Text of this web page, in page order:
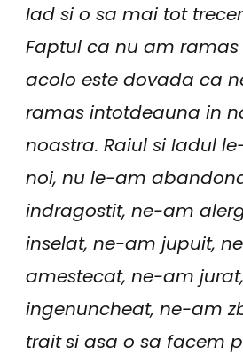
Iad si o sa mai tot
Faptul ca nu am
acolo este dovada ca
ramas intotdeauna in
noastra. Raiul si Iadul
noi, nu le-am
indragostit, ne-am
inselat, ne-am jupuit,
amestecat, ne-am
ingenuncheat, ne-am
traitsi asa o sa facem